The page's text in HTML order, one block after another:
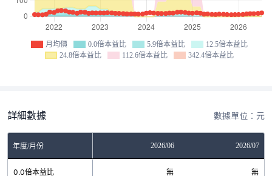
月均價 0.0倍本益比 5.9倍本益比
12.5倍本益比
24.8倍本益比
112.6倍本益比 342.4倍本益比
詳細數據 數據單位：元
年度/月份 2026/06 2026/07
0.0倍本益比 無 無